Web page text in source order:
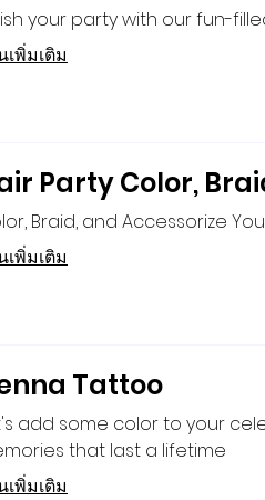
your party with our fun-
เพิ่มเติม
Party Color,
Braid, and Accessorize
เพิ่มเติม
Tattoo
add some color to your
that last a lifetime
เพิ่มเติม